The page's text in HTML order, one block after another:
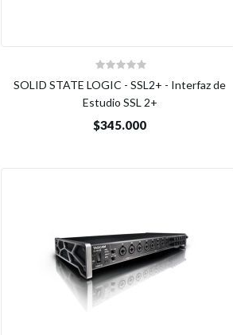
SOLID STATE LOGIC - SSL2+ - Interfaz de
Estudio SSL 2+
$345.000